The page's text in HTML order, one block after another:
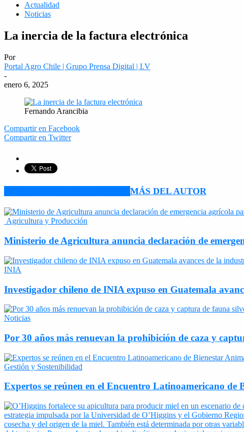
Actualidad
Noticias
La inercia de la factura electrónica
Por
Portal Agro Chile | Grupo Prensa Digital | I.V
-
enero 6, 2025
Fernando Arancibia
Compartir en Facebook
Compartir en Twitter
MÁS DEL AUTOR
Agricultura y Producción
Ministerio de Agricultura anuncia declaración de
INIA
Investigador chileno de INIA expuso en Guatemala
Noticias
Por 30 años más renuevan la prohibición de caza y
Gestión y Sostenibilidad
Expertos se reúnen en el Encuentro Latinoamericano